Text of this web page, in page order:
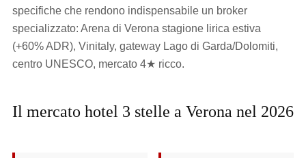
specifiche che rendono indispensabile un broker
specializzato: Arena di Verona stagione lirica estiva
(+60% ADR), Vinitaly, gateway Lago di Garda/Dolomiti,
centro UNESCO, mercato 4★ ricco.
Il mercato hotel 3 stelle a Verona nel 2026